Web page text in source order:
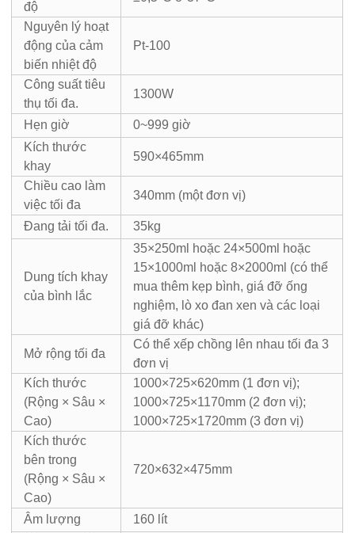
độ
Nguyên lý hoạt
động của cảm
biến nhiệt độ
Pt-100
Công suất tiêu
thụ tối đa.
1300W
Hẹn giờ
0~999 giờ
Kích thước
khay
590×465mm
Chiều cao làm
việc tối đa
340mm (một đơn vị)
Đang tải tối đa. 35kg
Dung tích khay
của bình lắc
35×250ml hoặc 24×500ml hoặc
15×1000ml hoặc 8×2000ml (có thể
mua thêm kẹp bình, giá đỡ ống
nghiệm, lò xo đan xen và các loại
giá đỡ khác)
Mở rộng tối đa
Có thể xếp chồng lên nhau tối đa 3
đơn vị
Kích thước
(Rộng × Sâu ×
Cao)
1000×725×620mm (1 đơn vị);
1000×725×1170mm (2 đơn vị);
1000×725×1720mm (3 đơn vị)
Kích thước
bên trong
(Rộng × Sâu ×
Cao)
720×632×475mm
Âm lượng
160 lít